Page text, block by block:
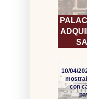
10/04/
con